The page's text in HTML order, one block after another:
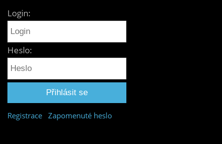
Login:
Heslo:
Registrace Zapomenuté heslo